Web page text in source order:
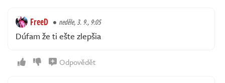
FreeD neděle, 3. 9., 9:05
Dúfam že ti ešte zlepšia
Odpovědět